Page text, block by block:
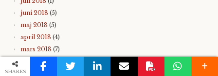
juni 2018 (5)
maj 2018 (5)
april 2018 (4)
mars 2018 (7)
februari 2018
(5)
januari 2018
SHARES